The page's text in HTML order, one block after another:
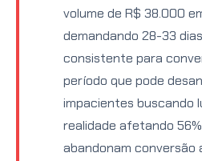
volume de R$ 38.000
demandando 28-33
consistente para
período que pode
impacientes buscando
realidade afetando
abandonam